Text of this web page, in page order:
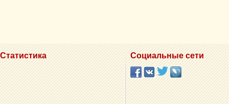
Статистика Социальные сети